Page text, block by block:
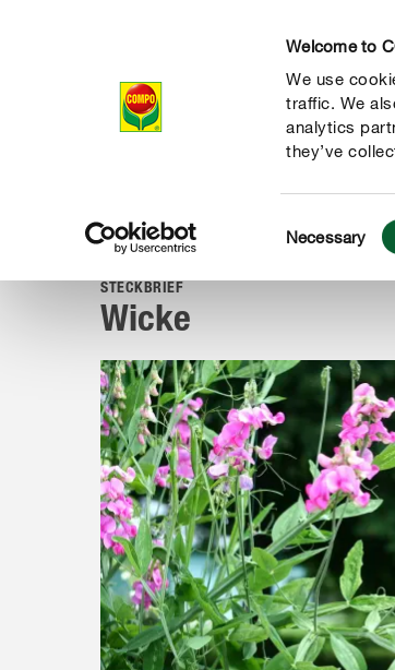
Welcome to
We use
traffic. We
analytics
they’ve
Selection
Necessary
COMPORatgeber Pflanzen von A-Z
STECKBRIEF
Wicke